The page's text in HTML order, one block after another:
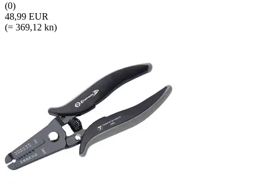
(0)
48,99 EUR
(= 369,12 kn)